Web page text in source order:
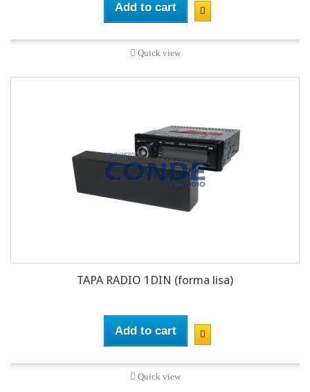
Add to cart
Quick view
TAPA RADIO 1DIN (forma lisa)
Add to cart
Quick view